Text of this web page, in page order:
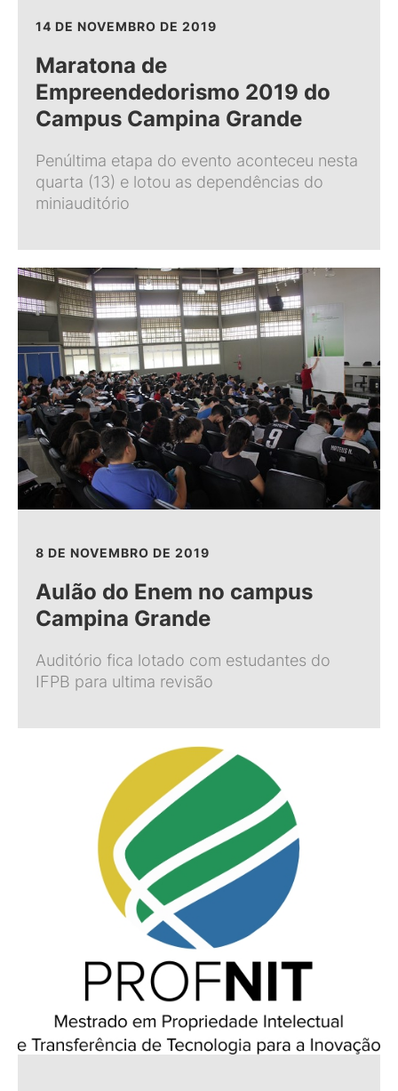
14 DE NOVEMBRO DE 2019
Maratona de
Empreendedorismo 2019 do
Campus Campina Grande
Penúltima etapa do evento aconteceu nesta
quarta (13) e lotou as dependências do
miniauditório
8 DE NOVEMBRO DE 2019
Aulão do Enem no campus
Campina Grande
Auditório fica lotado com estudantes do
IFPB para ultima revisão